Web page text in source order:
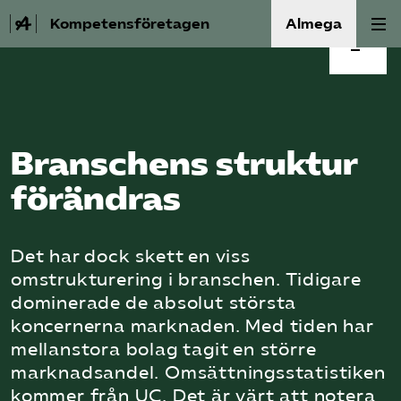
Kompetensföretagen Almega
Auktorisation
Våra frågor
Kurser och aktiviteter
Om oss
Vad är kompetens­branschen?
Branschens bidrag till samhällsekonomin
Avslutande ord
Branschens struktur
förändras
Det har dock skett en viss
omstrukturering i branschen. Tidigare
dominerade de absolut största
koncernerna marknaden. Med tiden har
mellanstora bolag tagit en större
marknadsandel. Omsättningsstatistiken
kommer från UC. Det är värt att notera